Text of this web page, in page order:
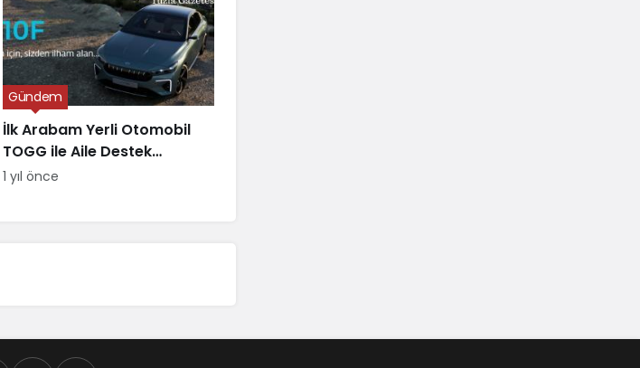
İlk Arabam Yerli Otomobil
TOGG ile Aile Destek
Programı
Gündem
1 yıl önce